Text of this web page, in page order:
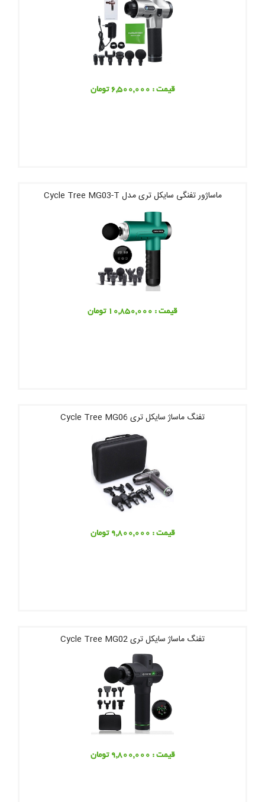
قیمت : 6,500,000 تومان
ماساژور تفنگی سایکل تری مدل Cycle Tree MG03-T
قیمت : 10,850,000 تومان
تفنگ ماساژ سایکل تری Cycle Tree MG06
قیمت : 9,800,000 تومان
تفنگ ماساژ سایکل تری Cycle Tree MG02
قیمت : 9,800,000 تومان